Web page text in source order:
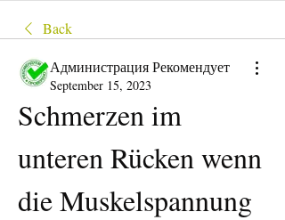
Back
Администрация Рекомендует
September 15, 2023
Schmerzen im
unteren Rücken wenn
die Muskelspannung